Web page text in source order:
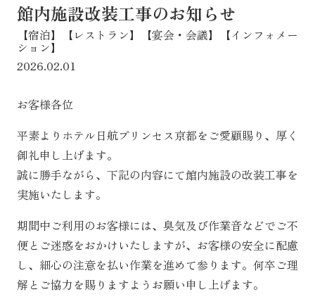
館内施設改装工事のお知らせ
【宿泊】【レストラン】【宴会・会議】【インフォメー
ション】
2026.02.01
お客様各位
平素よりホテル日航プリンセス京都をご愛顧賜り、厚く
御礼申し上げます。
誠に勝手ながら、下記の内容にて館内施設の改装工事を
実施いたします。
期間中ご利用のお客様には、臭気及び作業音などでご不
便とご迷惑をおかけいたしますが、お客様の安全に配慮
し、細心の注意を払い作業を進めて参ります。何卒ご理
解とご協力を賜りますようお願い申し上げます。